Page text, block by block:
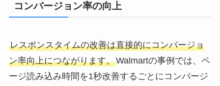
コンバージョン率の向上
レスポンスタイムの改善は直接的にコンバージョ
ン率向上につながります。Walmartの事例では、ペ
ージ読み込み時間を1秒改善するごとにコンバージ